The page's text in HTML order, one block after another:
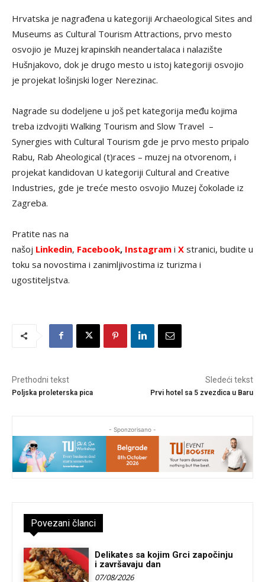
Hrvatska je nagrađena u kategoriji Archaeological Sites and
Museums as Cultural Tourism Attractions, prvo mesto
osvojio je Muzej krapinskih neandertalaca i nalazište
Hušnjakovo, dok je drugo mesto u istoj kategoriji osvojio
je projekat lošinjski loger Nerezinac.
Nagrade su dodeljene u još pet kategorija među kojima
treba izdvojiti Walking Tourism and Slow Travel –
Synergies with Cultural Tourism gde je prvo mesto pripalo
Rabu, Rab Aheological (t)races – muzej na otvorenom, i
projekat kandidovan U kategoriji Cultural and Creative
Industries, gde je treće mesto osvojio Muzej čokolade iz
Zagreba.
Pratite nas na
našoj Linkedin, Facebook, Instagram i X stranici, budite u
toku sa novostima i zanimljivostima iz turizma i
ugostiteljstva.
Prethodni tekst
Poljska proleterska pica
Sledeći tekst
Prvi hotel sa 5 zvezdica u Baru
- Sponzorisano -
Povezani članci
Delikates sa kojim Grci započinju
i završavaju dan
07/08/2026